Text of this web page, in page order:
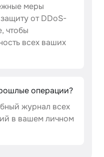
меры
от DDoS-
чтобы
всех ваших
операции?
журнал всех
в вашем личном